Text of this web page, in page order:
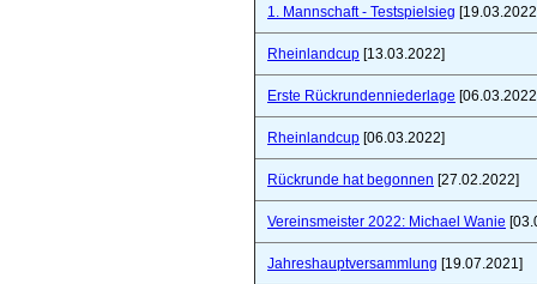
1. Mannschaft - Testspielsieg
Rheinlandcup [13.03.2022]
Erste Rückrundenniederlage
Rheinlandcup [06.03.2022]
Rückrunde hat begonnen [27.02.2022]
Vereinsmeister 2022: Michael Wanie
Jahreshauptversammlung [19.07.2021]